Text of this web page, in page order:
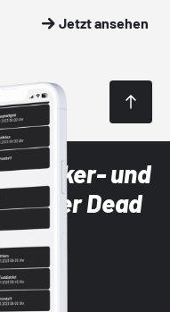
Jetzt ansehen
und
der Dead